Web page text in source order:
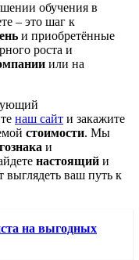
обучения в
– это шаг к
и приобретённые
роста и
или на
наш сайт и закажите
стоимости. Мы
гознака и
настоящий и
выглядеть ваш путь к
на выгодных